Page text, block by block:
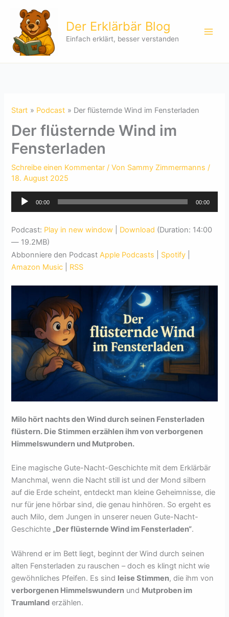
springen
Der Erklärbär Blog
Einfach erklärt, besser verstanden
Start Podcast Der flüsternde Wind im Fensterladen
Der flüsternde Wind im
Fensterladen
Schreibe einen Kommentar / Von Sammy Zimmermanns/
18. August 2025
Audio-
00:00 00:00
Podcast: Play in new window Download (Duration: 14:00
— 19.2MB)
Abbonniere den PodcastApple Podcasts Spotify
Amazon Music
RSS
Milo hört nachts den Wind durch seinen Fensterladen
flüstern. Die Stimmen erzählen ihm von verborgenen
Himmelswundern und Mutproben.
Eine magische Gute-Nacht-Geschichte mit dem Erklärbär
Manchmal, wenn die Nacht still ist und der Mond silbern
auf die Erde scheint, entdeckt man kleine Geheimnisse, die
nur für jene hörbar sind, die genau hinhören. So ergeht es
auch Milo, dem Jungen in unserer neuen Gute-Nacht-
Geschichte „Der flüsternde Wind im Fensterladen“.
Während er im Bett liegt, beginnt der Wind durch seinen
alten Fensterladen zu rauschen – doch es klingt nicht wie
gewöhnliches Pfeifen. Es sind leise Stimmen, die ihm von
verborgenen Himmelswundern und Mutproben im
Traumland erzählen.